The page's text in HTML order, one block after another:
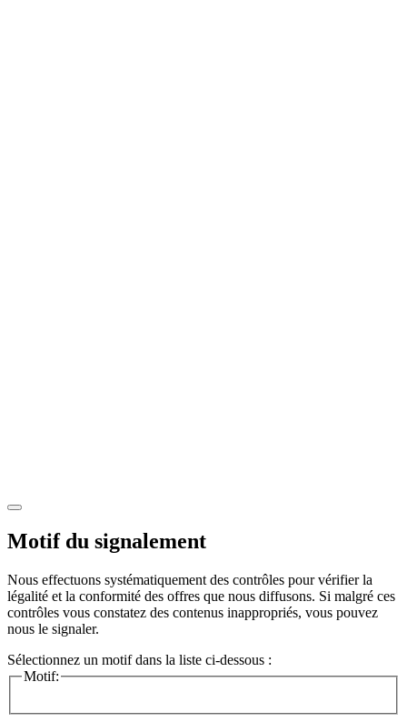
Motif du signalement
Nous effectuons systématiquement des contrôles pour vérifier la
légalité et la conformité des offres que nous diffusons. Si malgré ces
contrôles vous constatez des contenus inappropriés, vous pouvez
nous le signaler.
Sélectionnez un motif dans la liste ci-dessous :
Motif: